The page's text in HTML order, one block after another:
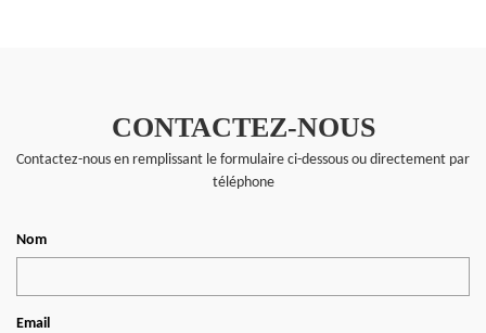
CONTACTEZ-NOUS
Contactez-nous en remplissant le formulaire ci-dessous ou directement par
téléphone
Nom
Email